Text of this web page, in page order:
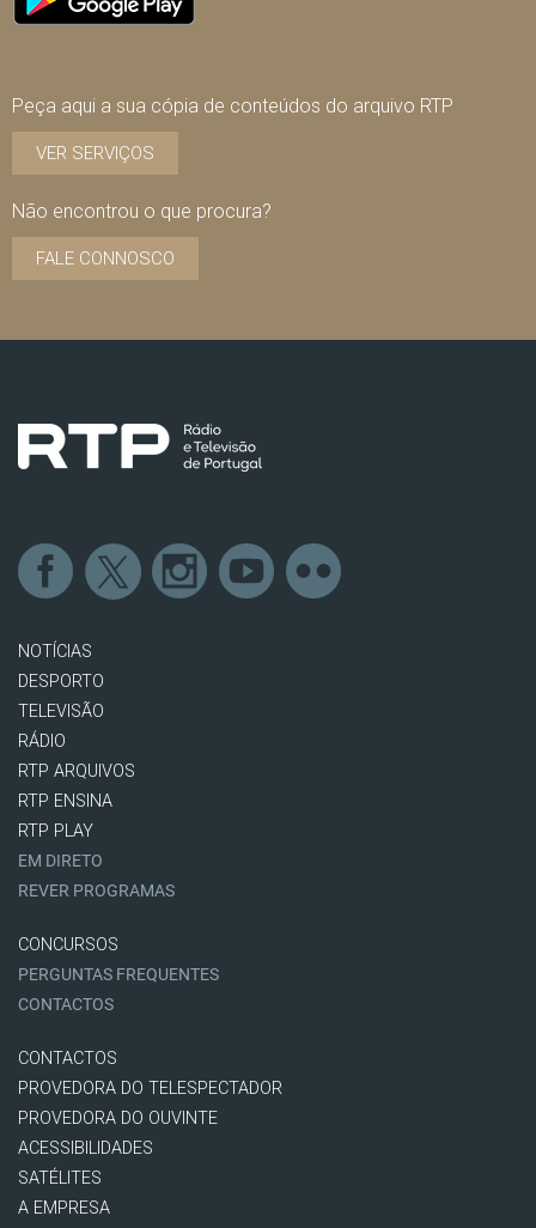
Peça aqui a sua cópia de conteúdos do arquivo RTP
VER SERVIÇOS
Não encontrou o que procura?
FALE CONNOSCO
NOTÍCIAS
DESPORTO
TELEVISÃO
RÁDIO
RTP ARQUIVOS
RTP ENSINA
RTP PLAY
EM DIRETO
REVER PROGRAMAS
CONCURSOS
PERGUNTAS FREQUENTES
CONTACTOS
CONTACTOS
PROVEDORA DO TELESPECTADOR
PROVEDORA DO OUVINTE
ACESSIBILIDADES
SATÉLITES
A EMPRESA